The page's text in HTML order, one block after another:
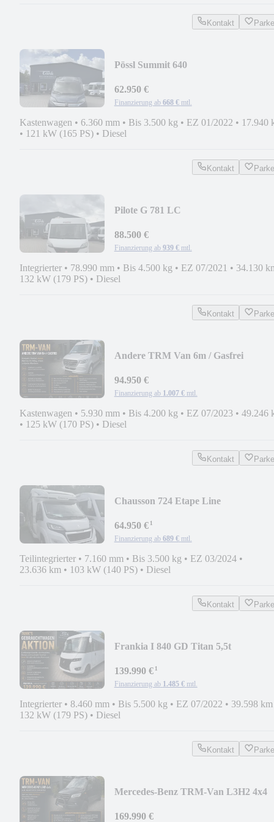
Kontakt
Pössl Summit 640
62.950 €
Finanzierung ab 668 € mtl.
Kastenwagen • 6.360 mm • Bis 3.500 kg • EZ 01/2022 • 17.940
• 121 kW (165 PS) • Diesel
Kontakt
Pilote G 781 LC
88.500 €
Finanzierung ab 939 € mtl.
Integrierter • 78.990 mm • Bis 4.500 kg • EZ 07/2021 • 34.130
132 kW (179 PS) • Diesel
Kontakt
Andere TRM Van 6m / Gasfrei
94.950 €
Finanzierung ab 1.007 € mtl.
Kastenwagen • 5.930 mm • Bis 4.200 kg • EZ 07/2023 • 49.246
• 125 kW (170 PS) • Diesel
Kontakt
Chausson 724 Etape Line
64.950 €¹
Finanzierung ab 689 € mtl.
Teilintegrierter • 7.160 mm • Bis 3.500 kg • EZ 03/2024 •
23.636 km • 103 kW (140 PS) • Diesel
Kontakt
Frankia I 840 GD Titan 5,5t
139.990 €¹
Finanzierung ab 1.485 € mtl.
Integrierter • 8.460 mm • Bis 5.500 kg • EZ 07/2022 • 39.598 km
132 kW (179 PS) • Diesel
Kontakt
Mercedes-Benz TRM-Van L3H2 4x4
169.990 €